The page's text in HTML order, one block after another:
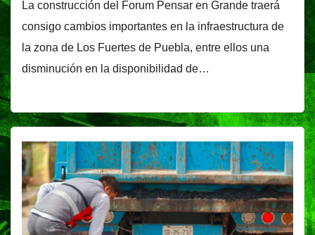
La construcción del Forum Pensar en Grande traerá
consigo cambios importantes en la infraestructura de
la zona de Los Fuertes de Puebla, entre ellos una
disminución en la disponibilidad de…